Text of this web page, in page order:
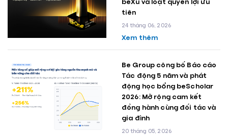
tiên
24 tháng 06, 2026
Xem thêm
Be Group công bố Báo cáo
Tác động 5 năm và phát
động học bổng beScholar
2026: Mở rộng cam kết
đồng hành cùng đối tác và
gia đình
20 tháng 05, 2026